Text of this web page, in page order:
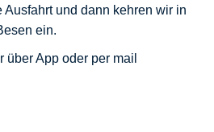
Ausfahrt und dann kehren wir in
ein.
App oder per mail